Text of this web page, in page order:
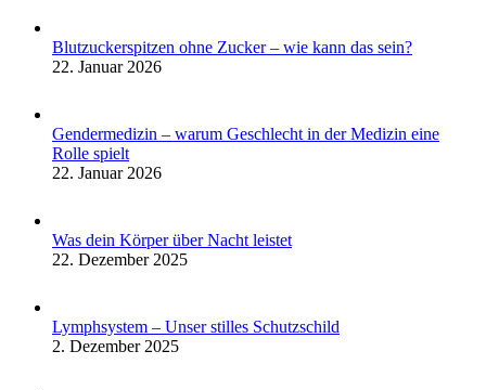
Blutzuckerspitzen ohne Zucker – wie kann das sein?
22. Januar 2026
Gendermedizin – warum Geschlecht in der Medizin eine
Rolle spielt
22. Januar 2026
Was dein Körper über Nacht leistet
22. Dezember 2025
Lymphsystem – Unser stilles Schutzschild
2. Dezember 2025